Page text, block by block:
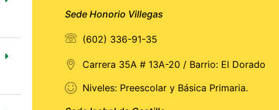
Sede Honorio Villegas
(602) 336-91-35
Carrera 35A # 13A-20 / Barrio: El Dorado
Niveles: Preescolar y Básica Primaria.